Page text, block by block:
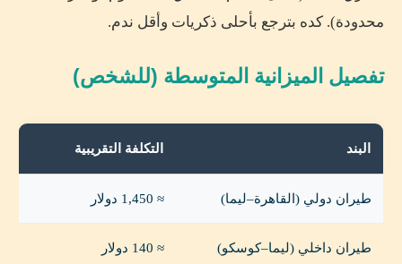
محدودة). كده بترجع بأحلى ذكريات وأقل ندم.
تفصيل الميزانية المتوسطة (للشخص)
البند التكلفة التقريبية
طيران دولي (القاهرة–ليما) ≈ 1,450 دولار
طيران داخلي (ليما–كوسكو) ≈ 140 دولار